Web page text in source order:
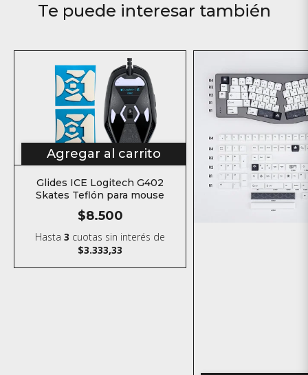
Te puede interesar también
Agregar al carrito
Glides ICE Logitech G402
Skates Teflón para mouse
$8.500
Hasta3 cuotas sin interés de
$3.333,33